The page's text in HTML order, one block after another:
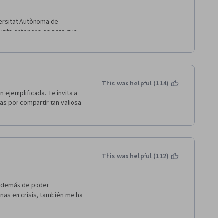
Autònoma de
entonces es para que
,???? lquefigure
este curso como
ejemplificada. Te invita a
por compartir tan valiosa
This was helpful (114)
de poder
en crisis, también me ha
This was helpful (112)